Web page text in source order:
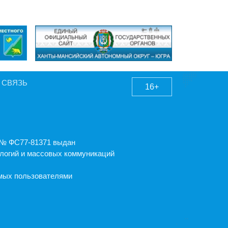
№ ФС77-81371 выдан
и массовых коммуникаций
пользователями
16+